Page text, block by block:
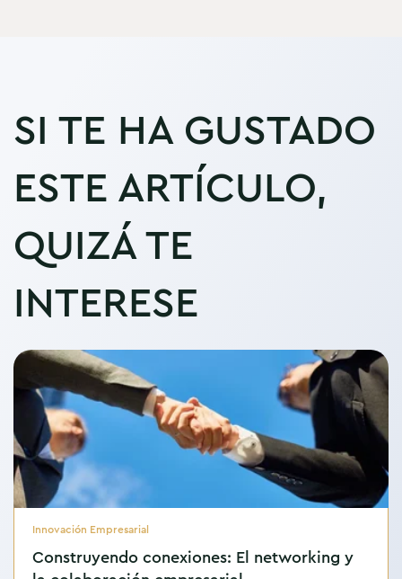
SI TE HA GUSTADO
ESTE ARTÍCULO,
QUIZÁ TE
INTERESE
Innovación Empresarial
Construyendo conexiones: El networking y